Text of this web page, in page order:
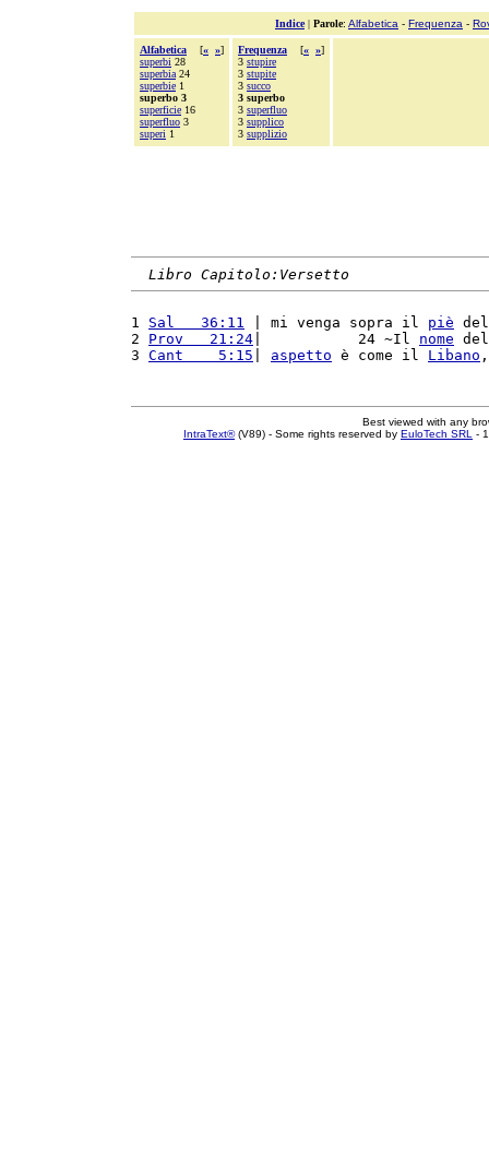
Indice| Parole: Alfabetica - Frequenza -
Alfabetica [« »]
superbi 28
superbia 24
superbie 1
superbo 3
superficie 16
superfluo 3
superi 1
Frequenza [« »]
3 stupire
3 stupite
3 succo
3 superbo
3 superfluo
3 supplico
3 supplizio
Libro Capitolo:Versetto
1 Sal   36:11 | mi venga sopra il piè
2 Prov   21:24 |           24 ~Il nome
3 Cant    5:15 aspetto è come il Libano
Best viewed with any
IntraText®(V89) - Some rights reserved by EuloTech SRL -